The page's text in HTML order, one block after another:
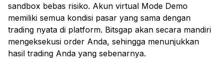
sandbox bebas risiko. Akun virtual Mode Demo
memiliki semua kondisi pasar yang sama dengan
trading nyata di platform. Bitsgap akan secara mandiri
mengeksekusi order Anda, sehingga menunjukkan
hasil trading Anda yang sebenarnya.